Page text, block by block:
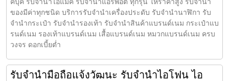
ของมีค่าทุกชนิด บริการรับจำนำเครื่องประดับ รับจำนำนาฬิกา รับ
จำนำกระเป๋า รับจำนำรองเท้า รับจำนำสินค้าแบรนด์เนม กระเป๋าแบ
รนด์เนม รองเท้าแบรนด์เนม เสื้อแบรนด์เนม หมวกแบรนด์เนม ครบ
วงจร ดอกเบี้ยต่ำ
รับจำนำมือถือแจ้งวัฒนะ รับจำนำไอโฟน ไอ